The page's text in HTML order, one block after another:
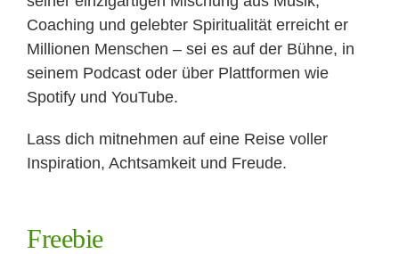
Coaching und gelebter Spiritualität erreicht er
Millionen Menschen – sei es auf der Bühne, in
seinem Podcast oder über Plattformen wie
Spotify und YouTube.
Lass dich mitnehmen auf eine Reise voller
Inspiration, Achtsamkeit und Freude.
Freebie